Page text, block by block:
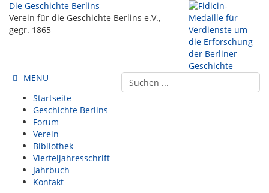
Die Geschichte Berlins
Verein für die Geschichte Berlins e.V.,
gegr. 1865
MENÜ
Startseite
Geschichte Berlins
Forum
Verein
Bibliothek
Vierteljahresschrift
Jahrbuch
Kontakt